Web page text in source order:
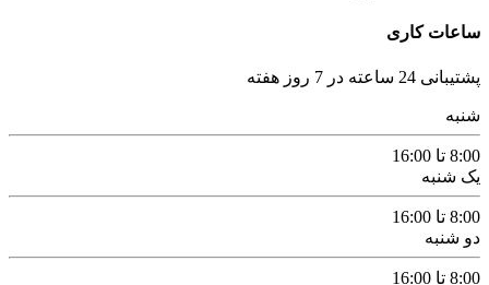
ساعات کاری
پشتیبانی 24 ساعته در 7 روز هفته
شنبه
8:00 تا 16:00
یک شنبه
8:00 تا 16:00
دو شنبه
8:00 تا 16:00